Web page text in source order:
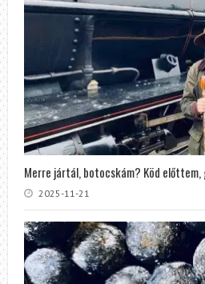
Merre jártál, botocskám? Köd
2025-11-21